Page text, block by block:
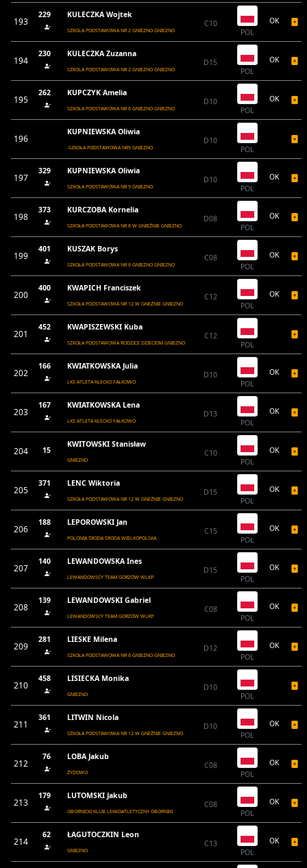
193
229 KULECZKA Wojtek
SZKOLA PODSTAWOWA NR 2 GNIEZNO GNIEZNO
C10
POL
OK
194
230 KULECZKA Zuzanna
SZKOLA PODSTAWOWA NR 2 GNIEZNO GNIEZNO
D15
POL
OK
195
262 KUPCZYK Amelia
SZKOŁA PODSTAWOWA NR 6 GNIEZNO GNIEZNO
D10
POL
OK
196
KUPNIEWSKA Oliwia
-SZKOŁA PODSTAWOWA NR9 GNIEZNO
D10
POL
197
329 KUPNIEWSKA Oliwia
SZKOŁA PODSTAWOWA NR 9 GNIEZNO
D10
POL
OK
198
373 KURCZOBA Kornelia
SZKOŁA PODSTAWOWA NR 8 W GNIEŹNIE GNIEZNO
D08
POL
OK
199
401 KUSZAK Borys
SZKOŁA PODSTAWOWA NR 6 GNIEZNO GNIEZNO
C08
POL
OK
200
400 KWAPICH Franciszek
SZKOŁA PODSTAWOWA NR 12 W GNEŹNIE GNIEZNO
C12
POL
OK
201
452 KWAPISZEWSKI Kuba
SZKOŁA PODSTAWOWA RODZICE DZIECIOM GNIEZNO
C12
POL
202
166 KWIATKOWSKA Julia
LKS ATLETA KŁECKO FAŁKOWO
D10
POL
OK
203
167 KWIATKOWSKA Lena
LKS ATLETA KŁECKO FAŁKOWO
D13
POL
OK
204 15
KWITOWSKI Stanisław
GNIEZNO
C10
POL
OK
205
371 LENC Wiktoria
SZKOŁA PODSTAWOWA NR 12 W GNEŹNIE GNIEZNO
D15
POL
OK
206
188 LEPOROWSKI Jan
POLONIA ŚRODA ŚRODA WIELKOPOLSKA
C15
POL
OK
207
140 LEWANDOWSKA Ines
LEWANDOWSCY TEAM GORZÓW WLKP.
D15
POL
OK
208
139 LEWANDOWSKI Gabriel
LEWANDOWSCY TEAM GORZÓW WLKP.
C08
POL
OK
209
281 LIESKE Milena
SZKOŁA PODSTAWOWA NR 6 GNIEZNO GNIEZNO
D12
POL
OK
210
458 LISIECKA Monika
GNIEZNO
D10
POL
211
361 LITWIN Nicola
SZKOŁA PODSTAWOWA NR 12 W GNEŹNIE GNIEZNO
D10
POL
OK
212
76 LOBA Jakub
ŻYDOWO
C08
POL
OK
213
179 LUTOMSKI Jakub
OBORNICKI KLUB LEKKOATLETYCZNY OBORNIKI
C08
POL
OK
214
62 ŁAGUTOCZKIN Leon
GNIEZNO
C13
POL
OK